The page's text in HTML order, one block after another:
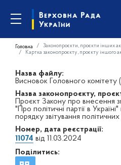
Головна Законопроєкти, проєкти інших
Картка законопроєкту, проєкту іншого
Назва файлу:
Висновок Головного
Назва законопроєкту,
Проєкт Закону про внесення
"Про політичні партії в
порядку звітування політичних
Номер, дата реєстрації:
11074 від 11.03.2024
Поділитись: